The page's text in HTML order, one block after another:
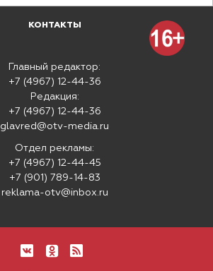
КОНТАКТЫ
Главный редактор:
+7 (4967) 12-44-36
Редакция:
+7 (4967) 12-44-36
glavred@otv-media.ru
Отдел рекламы:
+7 (4967) 12-44-45
+7 (901) 789-14-83
reklama-otv@inbox.ru